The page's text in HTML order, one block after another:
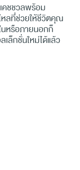
คชชวลพร้อม
หลที่ช่วยให้ชีวิตคุณ
นหรือภายนอกก็
ล็กชั่นใหม่ได้แล้ว